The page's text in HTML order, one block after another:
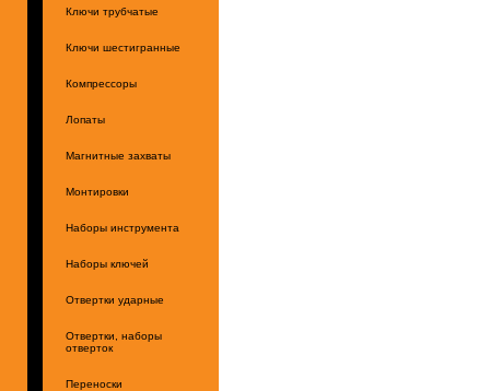
Ключи трубчатые
Ключи шестигранные
Компрессоры
Лопаты
Магнитные захваты
Монтировки
Наборы инструмента
Наборы ключей
Отвертки ударные
Отвертки, наборы
отверток
Переноски